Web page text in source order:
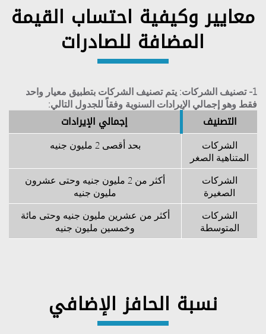
معايير وكيفية احتساب القيمة
المضافة للصادرات
1- تصنيف الشركات: يتم تصنيف الشركات بتطبيق معيار واحد
فقط وهو إجمالي الإيرادات السنوية وفقاً للجدول التالي:
التصنيف إجمالي الإيرادات
الشركات
المتناهية الصغر
بحد أقصى 2 مليون جنيه
الشركات
الصغيرة
أكثر من 2 مليون جنيه وحتى عشرون
مليون جنيه
الشركات
المتوسطة
أكثر من عشرين مليون جنيه وحتى مائة
وخمسين مليون جنيه
نسبة الحافز الإضافي